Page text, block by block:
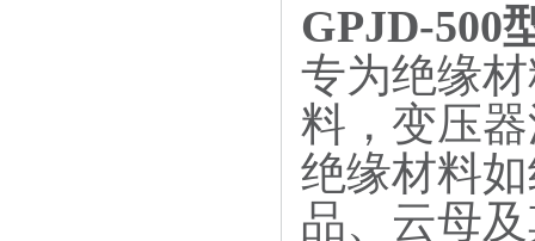
GPJD-500
专为绝缘
料，变压
绝缘材料
品、云母